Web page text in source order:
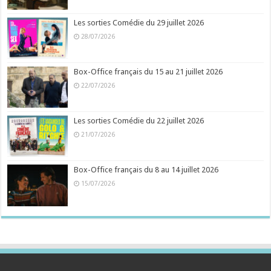
Les sorties Comédie du 29 juillet 2026
28/07/2026
Box-Office français du 15 au 21 juillet 2026
22/07/2026
Les sorties Comédie du 22 juillet 2026
21/07/2026
Box-Office français du 8 au 14 juillet 2026
15/07/2026